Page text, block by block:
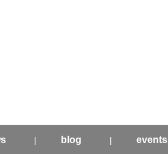
blog events